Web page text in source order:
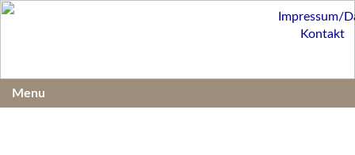
Impressum/
Kontakt
Menu